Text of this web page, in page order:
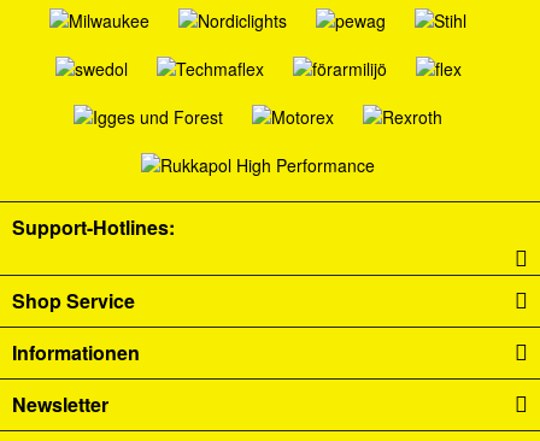
Support-Hotlines:
Shop Service
Informationen
Newsletter